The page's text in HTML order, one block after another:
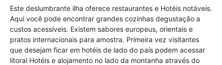
Este deslumbrante ilha oferece restaurantes e Hotéis notáveis.
Aqui você pode encontrar grandes cozinhas degustação a
custos acessíveis. Existem sabores europeus, orientais e
pratos internacionais para amostra. Primeira vez visitantes
que desejam ficar em hotéis de lado do país podem acessar
litoral Hotéis e alojamento no lado da montanha através do